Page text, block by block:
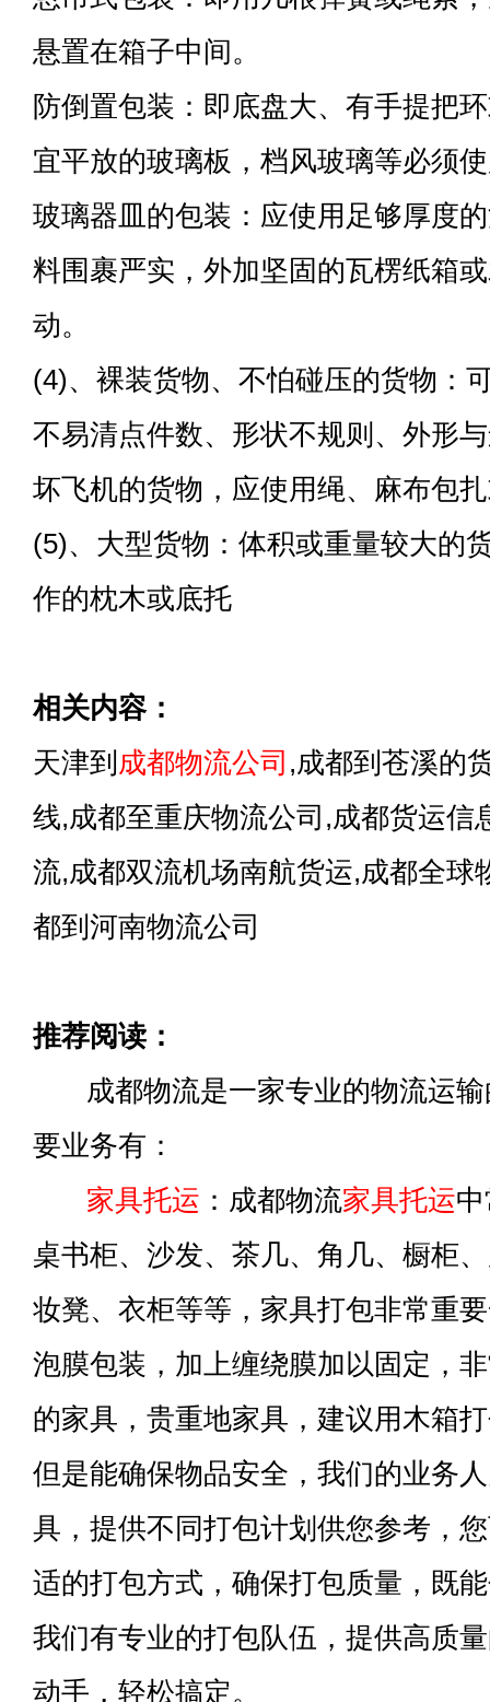
悬置在箱子中间。
防倒置包装：即底盘大、有手提把
宜平放的玻璃板，档风玻璃等必须
玻璃器皿的包装：应使用足够厚度
料围裹严实，外加坚固的瓦楞纸箱
动。
(4)、裸装货物、不怕碰压的货物：
不易清点件数、形状不规则、外形
坏飞机的货物，应使用绳、麻布包
(5)、大型货物：体积或重量较大的
作的枕木或底托
相关内容：
天津到 成都物流公司 ,成都到苍溪的
线,成都至重庆物流公司,成都货运信
流,成都双流机场南航货运,成都全球
都到河南物流公司
推荐阅读：
成都物流是一家专业的物流运输
要业务有：
家具托运 ：成都物流家具托运
桌书柜、沙发、茶几、角几、橱柜
妆凳、衣柜等等，家具打包非常重
泡膜包装，加上缠绕膜加以固定，
的家具，贵重地家具，建议用木箱
但是能确保物品安全，我们的业务
具，提供不同打包计划供您参考，
适的打包方式，确保打包质量，既
我们有专业的打包队伍，提供高质
动手，轻松搞定。